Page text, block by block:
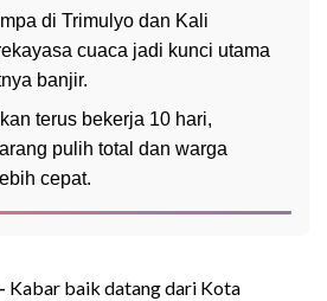
di Trimulyo dan Kali
cuaca jadi kunci utama
banjir.
terus bekerja 10 hari,
pulih total dan warga
cepat.
Kabar baik datang dari Kota